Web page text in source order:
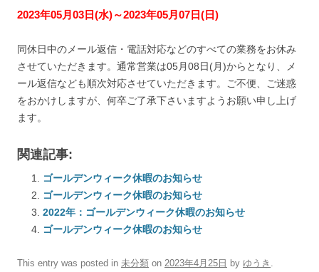
2023年05月03日(水)～2023年05月07日(日)
同休日中のメール返信・電話対応などのすべての業務をお休み
させていただきます。通常営業は05月08日(月)からとなり、メ
ール返信なども順次対応させていただきます。ご不便、ご迷惑
をおかけしますが、何卒ご了承下さいますようお願い申し上げ
ます。
関連記事:
ゴールデンウィーク休暇のお知らせ
ゴールデンウィーク休暇のお知らせ
2022年：ゴールデンウィーク休暇のお知らせ
ゴールデンウィーク休暇のお知らせ
This entry was posted in 未分類 on 2023年4月25日 by ゆうき .